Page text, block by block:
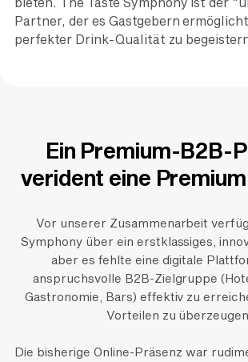
Partner, der es Gastgebern
perfekter Drink-Qualität zu
Ein Premium-B2B-
verident eine
Vor unserer Zusammenarbeit
Symphony über ein erstklassiges,
aber es fehlte eine digitale
anspruchsvolle B2B-Zielgruppe
Gastronomie, Bars) effektiv zu
Vorteilen zu überzeugen.
Die bisherige Online-Präsenz war